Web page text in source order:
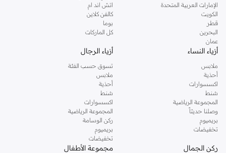
دوروثي بيركنز الشهيرة. تصفحي المجموعة كاملة في متجر دوروثي بيركنز اون لاين او
استخدمي القائمة لتحديد تجربة تسوق دوروثي بيركنز اون لاين. خدمة التوصيل السريعة
والدعم الاستثنائي يضمن لك تجربة تسوق ممتعة دائما مع نمشي.
الإمارات العربية المتحدة
الكويت
قطر
البحرين
عمان
اتش اند ام
كالفن كلاين
بوما
كل الماركات
أزياء النساء
ملابس
أحذية
اكسسوارات
شنط
المجموعة الرياضية
وصلنا حديثاً
بريميوم
تخفيضات
أزياء الرجال
تسوق حسب الفئة
ملابس
أحذية
شنط
اكسسوارات
المجموعة الرياضية
ركن الوسامة
بريميوم
تخفيضات
ركن الجمال مجموعة الأطفال